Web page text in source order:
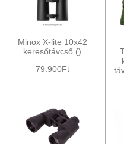
Minox X-lite 10x42
keresőtávcső ()
79.900Ft